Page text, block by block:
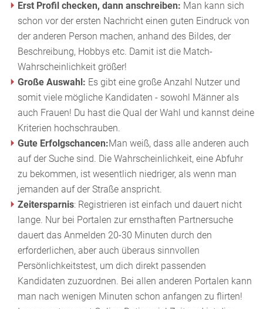
Erst Profil checken, dann anschreiben: Man kann sich
schon vor der ersten Nachricht einen guten Eindruck von
der anderen Person machen, anhand des Bildes, der
Beschreibung, Hobbys etc. Damit ist die Match-
Wahrscheinlichkeit größer!
Große Auswahl: Es gibt eine große Anzahl Nutzer und
somit viele mögliche Kandidaten - sowohl Männer als
auch Frauen! Du hast die Qual der Wahl und kannst deine
Kriterien hochschrauben.
Gute Erfolgschancen:Man weiß, dass alle anderen auch
auf der Suche sind. Die Wahrscheinlichkeit, eine Abfuhr
zu bekommen, ist wesentlich niedriger, als wenn man
jemanden auf der Straße anspricht.
Zeitersparnis: Registrieren ist einfach und dauert nicht
lange. Nur bei Portalen zur ernsthaften Partnersuche
dauert das Anmelden 20-30 Minuten durch den
erforderlichen, aber auch überaus sinnvollen
Persönlichkeitstest, um dich direkt passenden
Kandidaten zuzuordnen. Bei allen anderen Portalen kann
man nach wenigen Minuten schon anfangen zu flirten!